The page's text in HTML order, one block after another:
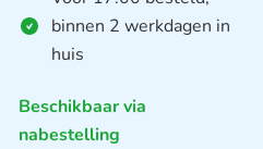
binnen 2 werkdagen in
huis
Beschikbaar via
nabestelling